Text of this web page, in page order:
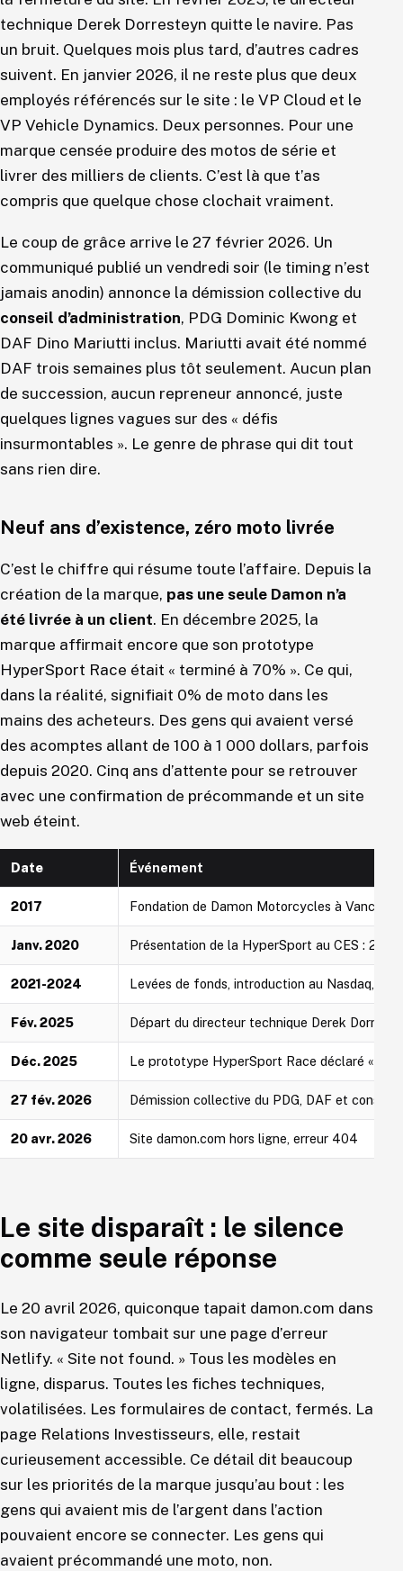
technique Derek Dorresteyn quitte le navire. Pas
un bruit. Quelques mois plus tard, d’autres cadres
suivent. En janvier 2026, il ne reste plus que deux
employés référencés sur le site : le VP Cloud et le
VP Vehicle Dynamics. Deux personnes. Pour une
marque censée produire des motos de série et
livrer des milliers de clients. C’est là que t’as
compris que quelque chose clochait vraiment.
Le coup de grâce arrive le 27 février 2026. Un
communiqué publié un vendredi soir (le timing n’est
jamais anodin) annonce la démission collective du
conseil d’administration, PDG Dominic Kwong et
DAF Dino Mariutti inclus. Mariutti avait été nommé
DAF trois semaines plus tôt seulement. Aucun plan
de succession, aucun repreneur annoncé, juste
quelques lignes vagues sur des « défis
insurmontables ». Le genre de phrase qui dit tout
sans rien dire.
Neuf ans d’existence, zéro moto livrée
C’est le chiffre qui résume toute l’affaire. Depuis la
création de la marque, pas une seule Damon n’a
été livrée à un client. En décembre 2025, la
marque affirmait encore que son prototype
HyperSport Race était « terminé à 70% ». Ce qui,
dans la réalité, signifiait 0% de moto dans les
mains des acheteurs. Des gens qui avaient versé
des acomptes allant de 100 à 1 000 dollars, parfois
depuis 2020. Cinq ans d’attente pour se retrouver
avec une confirmation de précommande et un site
web éteint.
Date Événement
2017 Fondation de Damon Motorcycles à
Janv. 2020 Présentation de la HyperSport au CES : 200
2021-2024 Levées de fonds, introduction au Nasdaq,
Fév. 2025 Départ du directeur technique Derek
Déc. 2025 Le prototype HyperSport Race déclaré «
27 fév. 2026 Démission collective du PDG, DAF et conseil
20 avr. 2026 Site damon.com hors ligne, erreur 404
Le site disparaît : le silence
comme seule réponse
Le 20 avril 2026, quiconque tapait damon.com dans
son navigateur tombait sur une page d’erreur
Netlify. « Site not found. » Tous les modèles en
ligne, disparus. Toutes les fiches techniques,
volatilisées. Les formulaires de contact, fermés. La
page Relations Investisseurs, elle, restait
curieusement accessible. Ce détail dit beaucoup
sur les priorités de la marque jusqu’au bout : les
gens qui avaient mis de l’argent dans l’action
pouvaient encore se connecter. Les gens qui
avaient précommandé une moto, non.